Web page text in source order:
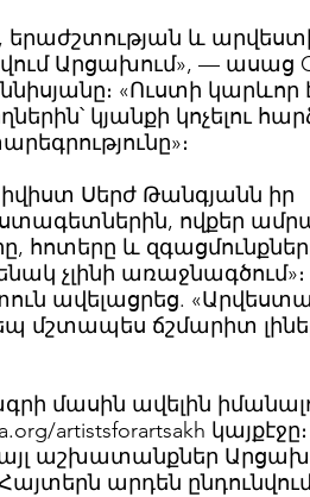
երաժշտության և
Արցախում», — ասաց
«Ուստի կարևոր
կյանքի կոչելու
Սերժ Թանգյանն իր
ովքեր
հոտերը և
չլինի առաջնագծում»։
ավելացրեց.
մշտապես ճշմարիտ
մասին ավելին
artistsforartsakh
այլ աշխատանքներ
արդեն ընդունվում